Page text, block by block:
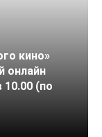
кино»
онлайн
10.00 (по